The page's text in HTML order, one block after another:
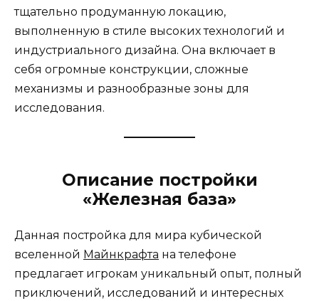
тщательно продуманную локацию,
выполненную в стиле высоких технологий и
индустриального дизайна. Она включает в
себя огромные конструкции, сложные
механизмы и разнообразные зоны для
исследования.
Описание постройки
«Железная база»
Данная постройка для мира кубической
вселенной Майнкрафта на телефоне
предлагает игрокам уникальный опыт, полный
приключений, исследований и интересных